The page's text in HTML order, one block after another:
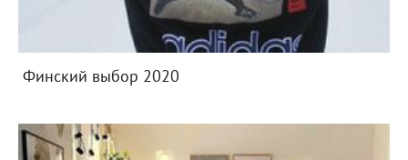
Финский выбор 2020